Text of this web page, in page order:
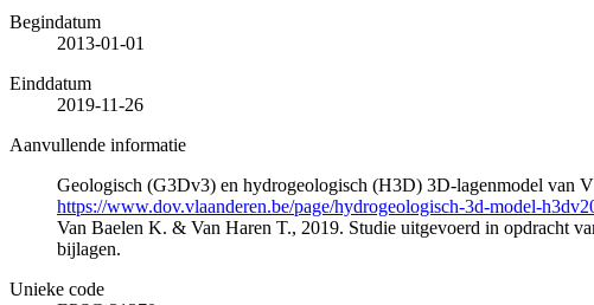
Begindatum
2013-01-01
Einddatum
2019-11-26
Aanvullende informatie
Geologisch (G3Dv3) en hydrogeologisch (H3D) 3D-lagenmodel van
https://www.dov.vlaanderen.be/page/hydrogeologisch-3d-model-
Van Baelen K. & Van Haren T., 2019. Studie uitgevoerd in opdracht
bijlagen.
Unieke code